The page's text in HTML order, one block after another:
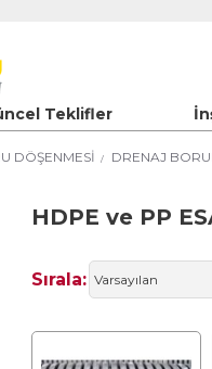
Teklifler
DÖŞENMESİ DRENAJ
HDPE ve PP
Sırala: